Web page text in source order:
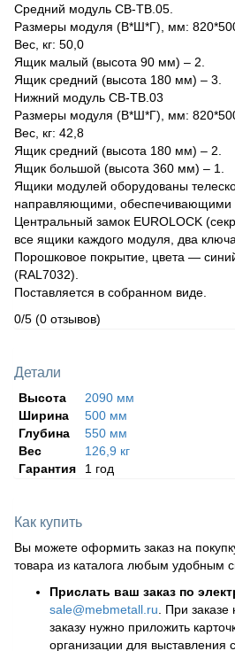
Средний модуль СВ-ТВ.05.
Размеры модуля (В*Ш*Г), мм:
Вес, кг: 50,0
Ящик малый (высота 90 мм) – 2.
Ящик средний (высота 180 мм) – 3.
Нижний модуль СВ-ТВ.03
Размеры модуля (В*Ш*Г), мм:
Вес, кг: 42,8
Ящик средний (высота 180 мм) – 2.
Ящик большой (высота 360 мм) – 1.
Ящики модулей оборудованы
направляющими, обеспечивающими
Центральный замок EUROLOCK
все ящики каждого модуля, два
Порошковое покрытие, цвета —
(RAL7032).
Поставляется в собранном виде.
0/5 (0 отзывов)
Детали
Высота
2090 мм
Ширина
500 мм
Глубина
550 мм
Вес
126,9 кг
Гарантия
1 год
Как купить
Вы можете оформить заказ на
товара из каталога любым удобным
Прислать ваш заказ по
sale@mebmetall.ru . При
заказу нужно приложить
организации для выставления